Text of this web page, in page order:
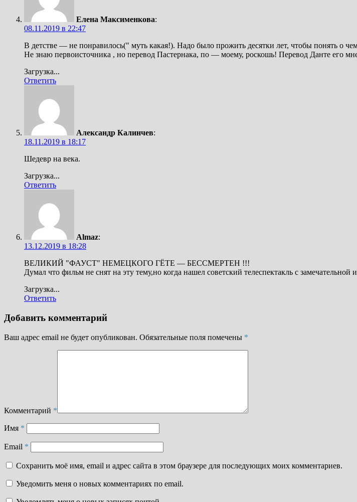
Елена Максименкова:
08.11.2019 в 22:47
В детстве — не понравилось(" муть какая!). Надо было прожить десятки лет, чтобы понять о
Не знаю первоисточника , но перевод Пастернака, по — моему, роскошь! Перевод Данте его
Загрузка...
Ответить
Александр Калинчев:
18.11.2019 в 18:17
Шедевр на века.
Загрузка...
Ответить
Almaz:
13.12.2019 в 18:28
ВЕЛИКИЙ "ФАУСТ" НЕМЕЦКОГО ГЁТЕ — БЕССМЕРТЕН !!!
Думал что фильм не снят на эту тему,но когда нашел советский телеспектакль с
Загрузка...
Ответить
Добавить комментарий
Ваш адрес email не будет опубликован. Обязательные поля помечены *
Комментарий *
Имя *
Email *
Сохранить моё имя, email и адрес сайта в этом браузере для последующих моих комментариев.
Уведомить меня о новых комментариях по email.